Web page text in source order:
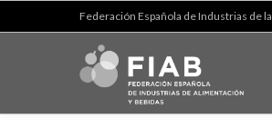
Federación Española de Industrias de